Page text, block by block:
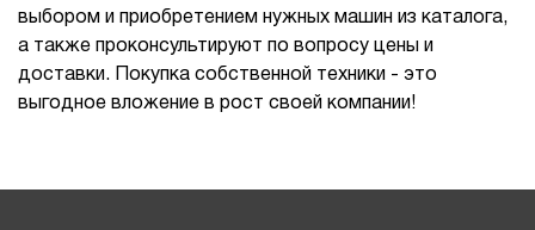
выбором и приобретением нужных машин из каталога,
а также проконсультируют по вопросу цены и
доставки. Покупка собственной техники - это
выгодное вложение в рост своей компании!